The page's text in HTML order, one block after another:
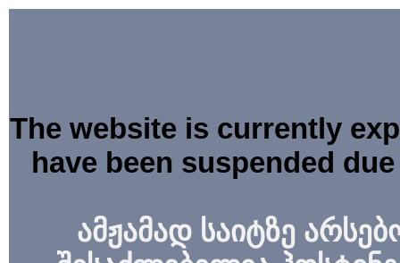
The website is currently
have been suspended
ამჟამად საიტზე